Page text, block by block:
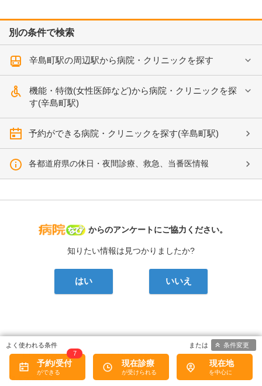
別の条件で検索
辛島町駅の周辺駅から病院・クリニックを探す
機能・特徴(女性医師など)から病院・クリニックを探
す(辛島町駅)
予約ができる病院・クリニックを探す(辛島町駅)
各都道府県の休日・夜間診療、救急、当番医情報
病院なび
からのアンケートにご協力ください。
知りたい情報は見つかりましたか?
はい いいえ
口コミがある病院・クリニック
熊本大学病院
予約/受付
7
現在診療 現在地
条件変更